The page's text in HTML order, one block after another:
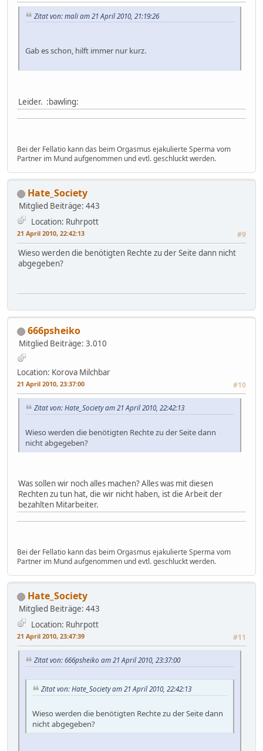
Zitat von: mali am 21 April 2010, 21:19:26
Gab es schon, hilft immer nur kurz.
Leider. :bawling:
Bei der Fellatio kann das beim Orgasmus ejakulierte Sperma vom
Partner im Mund aufgenommen und evtl. geschluckt werden.
Hate_Society
Mitglied Beiträge: 443
Location: Ruhrpott
21 April 2010, 22:42:13 #9
Wieso werden die benötigten Rechte zu der Seite dann nicht
abgegeben?
666psheiko
Mitglied Beiträge: 3.010
Location: Korova Milchbar
21 April 2010, 23:37:00 #10
Zitat von: Hate_Society am 21 April 2010, 22:42:13
Wieso werden die benötigten Rechte zu der Seite dann
nicht abgegeben?
Was sollen wir noch alles machen? Alles was mit diesen
Rechten zu tun hat, die wir nicht haben, ist die Arbeit der
bezahlten Mitarbeiter.
Bei der Fellatio kann das beim Orgasmus ejakulierte Sperma vom
Partner im Mund aufgenommen und evtl. geschluckt werden.
Hate_Society
Mitglied Beiträge: 443
Location: Ruhrpott
21 April 2010, 23:47:39 #11
Zitat von: 666psheiko am 21 April 2010, 23:37:00
Zitat von: Hate_Society am 21 April 2010, 22:42:13
Wieso werden die benötigten Rechte zu der Seite dann
nicht abgegeben?